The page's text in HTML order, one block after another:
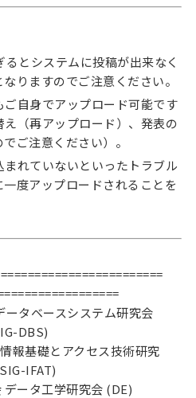
とシステムに投稿が出来なく
りますのでご注意ください。
自身でアップロード可能です
え（再アップロード）、発表の
ご注意ください）。
れていないといったトラブル
度アップロードされることを
ータベースシステム研究会
DBS)
報基礎とアクセス技術研究
IFAT)
ータ工学研究会 (DE)